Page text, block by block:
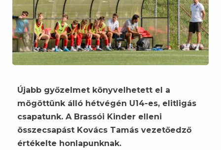
Újabb győzelmet könyvelhetett el a
mögöttünk álló hétvégén U14-es, elitligás
csapatunk. A Brassói Kinder elleni
összecsapást Kovács Tamás vezetőedző
értékelte honlapunknak.